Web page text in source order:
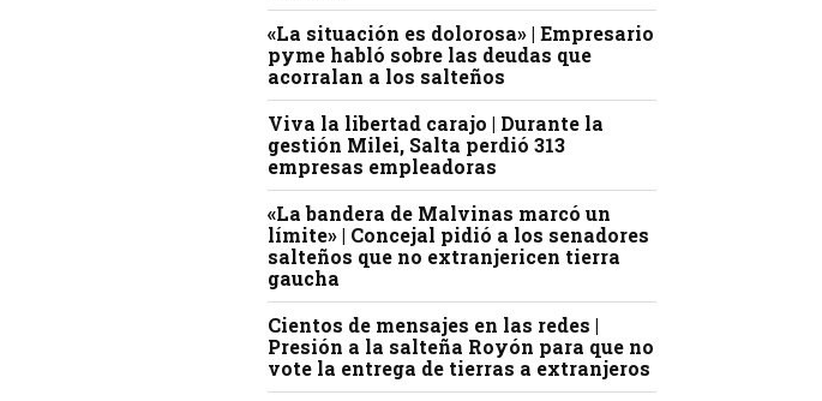
«La situación es dolorosa» | Empresario
pyme habló sobre las deudas que
acorralan a los salteños
Viva la libertad carajo | Durante la
gestión Milei, Salta perdió 313
empresas empleadoras
«La bandera de Malvinas marcó un
límite» | Concejal pidió a los senadores
salteños que no extranjericen tierra
gaucha
Cientos de mensajes en las redes |
Presión a la salteña Royón para que no
vote la entrega de tierras a extranjeros